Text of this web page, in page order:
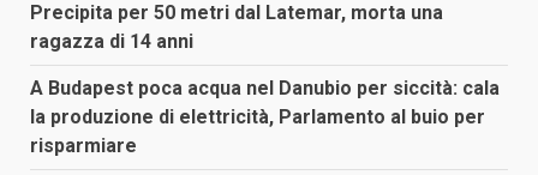
Precipita per 50 metri dal Latemar, morta una
ragazza di 14 anni
A Budapest poca acqua nel Danubio per siccità: cala
la produzione di elettricità, Parlamento al buio per
risparmiare